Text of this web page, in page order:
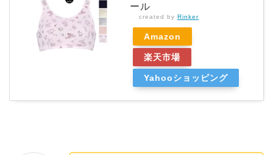
ール
created by Rinker
Amazon
楽天市場
Yahooショッピング